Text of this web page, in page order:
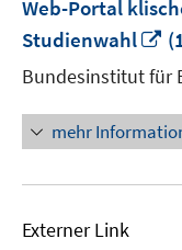
Web-Portal
Studienwahl
In
Bundesinstitut für
mehr
Externer Link